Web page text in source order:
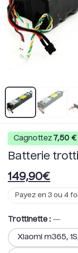
Cagnottez 7,50 €
Batterie
149,90€
Payez en 3 ou 4
Trottinette: —
Xiaomi m365,